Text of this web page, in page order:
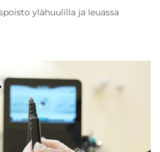
ylähuulilla ja leuassa